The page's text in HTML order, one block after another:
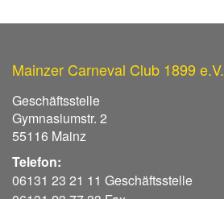
Mainzer Carneval Club 1899 e.V.
Geschäftsstelle
Gymnasiumstr. 2
55116 Mainz
Telefon:
06131 23 21 11 Geschäftsstelle